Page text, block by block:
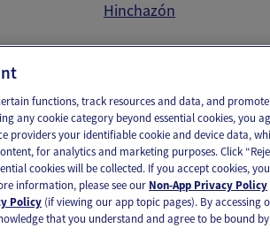
Hinchazón
purposes only and are not intended as a substitute for medical
functions, track resources and data, and
any cookie category beyond essential cookies, you
providers your identifiable cookie and device data,
for analytics and marketing purposes. Click
cookies will be collected. If you accept cookies,
information, please see our Non-App Privacy Policy
Policy (if viewing our app topic pages). By accessing
that you understand and agree to be bound